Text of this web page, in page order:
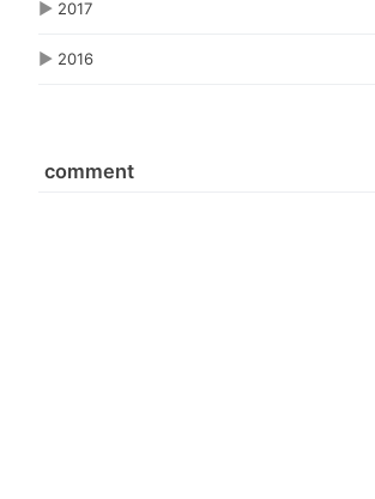
▶ 2017
▶ 2016
comment